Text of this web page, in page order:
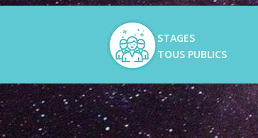
STAGES
TOUS PUBLICS